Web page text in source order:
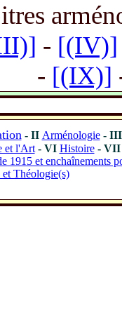
- [(IV)]
- [(IX)]
- II Arménologie -
et l'Art - VI Histoire- VII
1915 et enchaînements
Théologie(s)